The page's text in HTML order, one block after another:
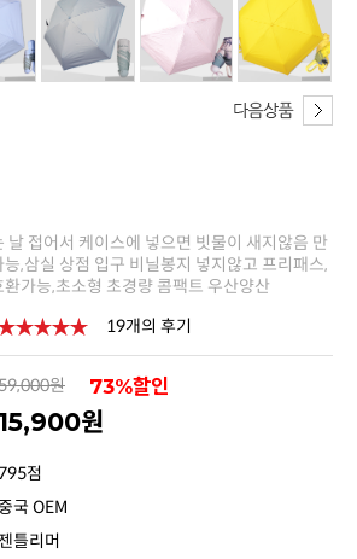
가능,초소형 초경량 콤팩트 우산양산
19개의 후기
원 73%할인
15,900원
795점
국 OEM
젠틀리머